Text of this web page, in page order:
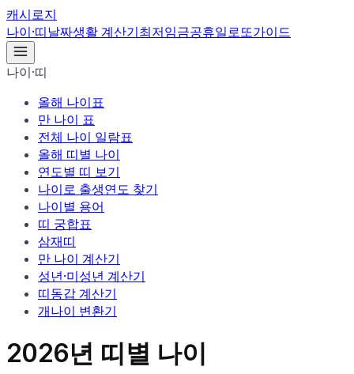
캐시로지
나이·띠날짜생활 계산기최저임금공휴일로또가이드
나이·띠
올해 나이표
만 나이 표
전체 나이 일람표
올해 띠별 나이
연도별 띠 보기
나이로 출생연도 찾기
나이별 용어
띠 궁합표
삼재띠
만 나이 계산기
성년·미성년 계산기
띠동갑 계산기
개나이 변환기
2026년 띠별 나이